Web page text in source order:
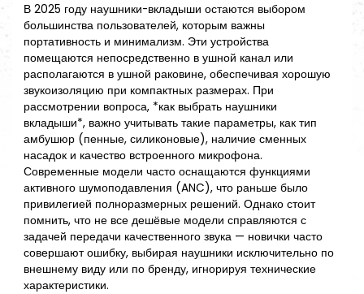
В 2025 году наушники-вкладыши остаются выбором
большинства пользователей, которым важны
портативность и минимализм. Эти устройства
помещаются непосредственно в ушной канал или
располагаются в ушной раковине, обеспечивая хорошую
звукоизоляцию при компактных размерах. При
рассмотрении вопроса, *как выбрать наушники
вкладыши*, важно учитывать такие параметры, как тип
амбушюр (пенные, силиконовые), наличие сменных
насадок и качество встроенного микрофона.
Современные модели часто оснащаются функциями
активного шумоподавления (ANC), что раньше было
привилегией полноразмерных решений. Однако стоит
помнить, что не все дешёвые модели справляются с
задачей передачи качественного звука — новички часто
совершают ошибку, выбирая наушники исключительно по
внешнему виду или по бренду, игнорируя технические
характеристики.